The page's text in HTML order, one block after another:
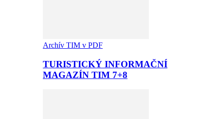
Archív TIM v PDF
TURISTICKÝ INFORMAČNÍ
MAGAZÍN TIM 7+8